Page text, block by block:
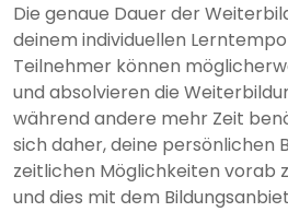
Die genaue Dauer der
deinem individuellen
Teilnehmer können
und absolvieren die
während andere mehr Zeit
sich daher, deine persönlichen
zeitlichen Möglichkeiten vorab
und dies mit dem